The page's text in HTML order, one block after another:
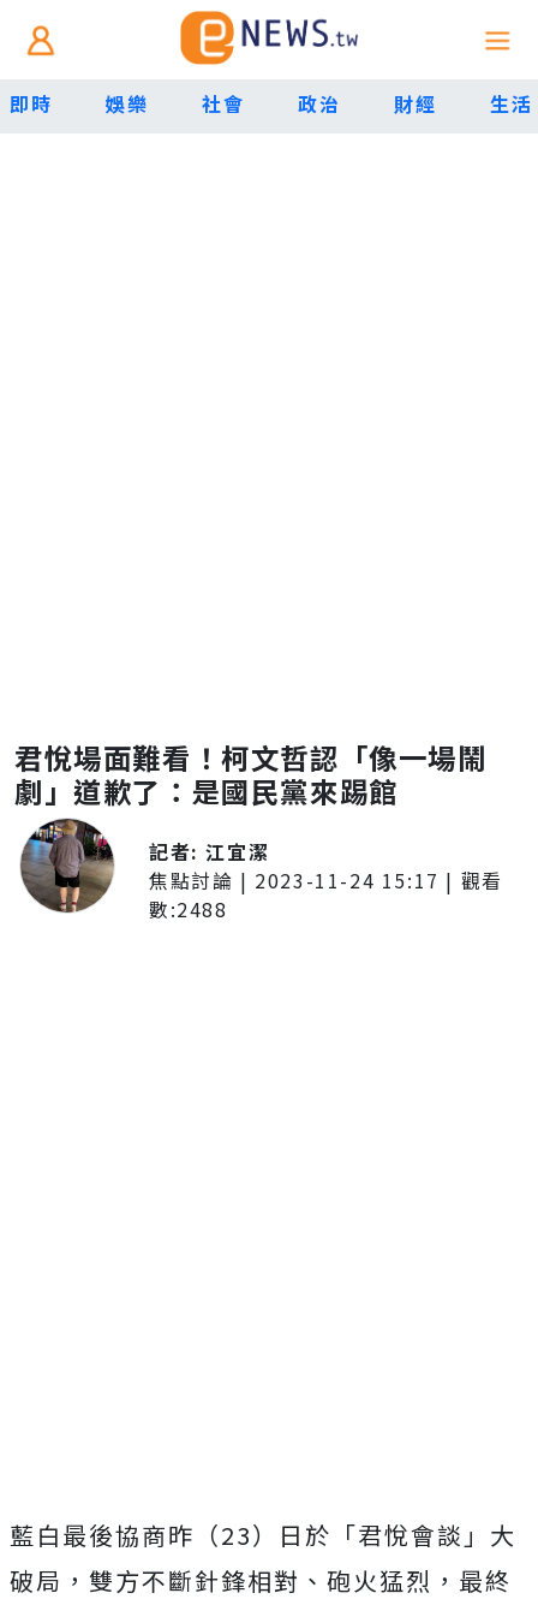
即時 娛樂 社會 政治 財經 生活
君悅場面難看！柯文哲認「像一場鬧
劇」道歉了：是國民黨來踢館
記者:江宜潔
焦點討論 | 2023-11-24 15:17 | 觀看
數:2488
藍白最後協商昨（23）日於「君悅會談」大
破局，雙方不斷針鋒相對、砲火猛烈，最終